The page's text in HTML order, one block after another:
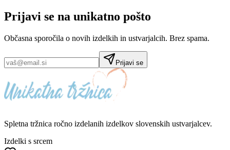
Prijavi se na unikatno pošto
Občasna sporočila o novih izdelkih in ustvarjalcih. Brez spama.
Prijavi se
Spletna tržnica ročno izdelanih izdelkov slovenskih ustvarjalcev.
Izdelki s srcem